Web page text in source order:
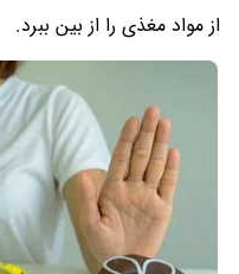
از مواد مغذی را از بین ببرد.